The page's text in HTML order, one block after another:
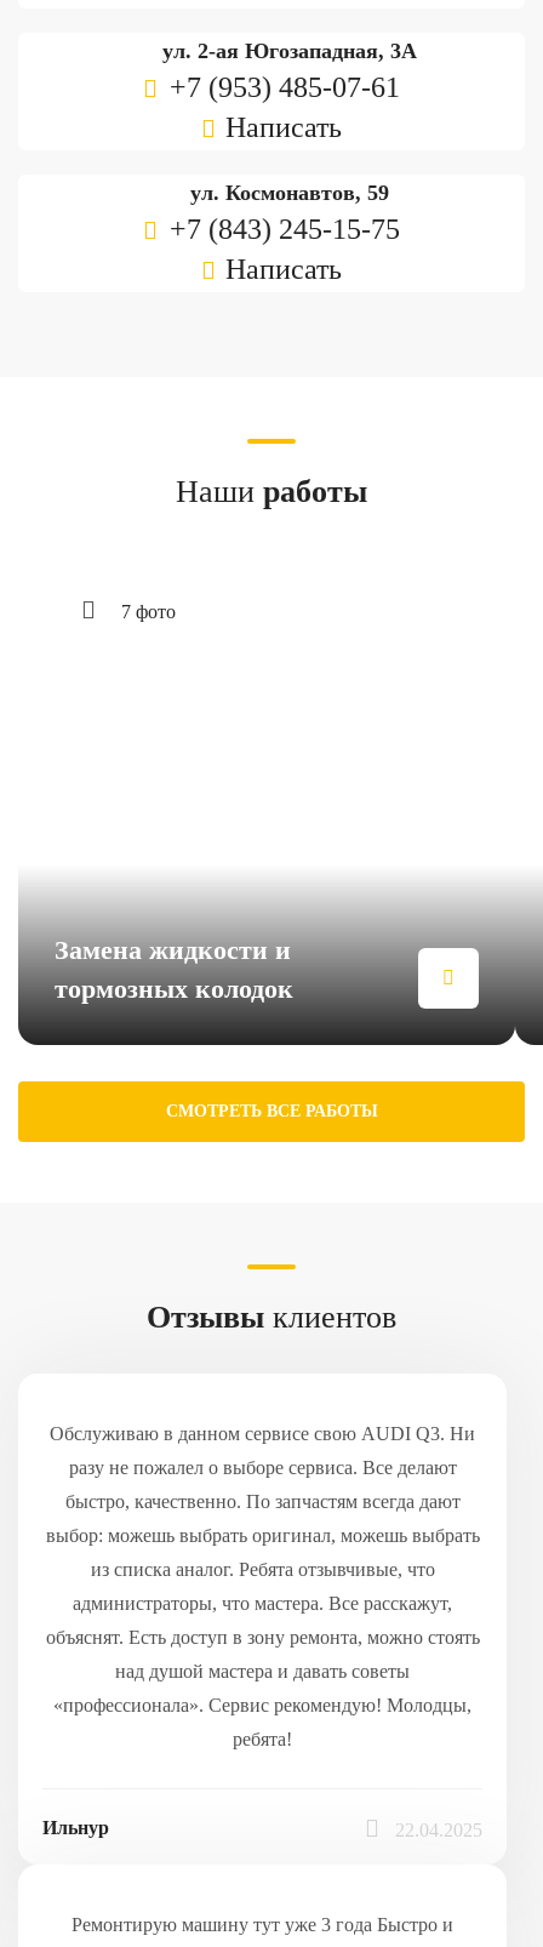
ул. 2-ая Югозападная, 3А
+7 (953) 485-07-61
Написать
ул. Космонавтов, 59
+7 (843) 245-15-75
Написать
Наши работы
7 фото
Замена жидкости и
тормозных колодок
СМОТРЕТЬ ВСЕ РАБОТЫ
Отзывы клиентов
Обслуживаю в данном сервисе свою AUDI Q3. Ни
разу не пожалел о выборе сервиса. Все делают
быстро, качественно. По запчастям всегда дают
выбор: можешь выбрать оригинал, можешь выбрать
из списка аналог. Ребята отзывчивые, что
администраторы, что мастера. Все расскажут,
объяснят. Есть доступ в зону ремонта, можно стоять
над душой мастера и давать советы
«профессионала». Сервис рекомендую! Молодцы,
ребята!
Ильнур 22.04.2025
Ремонтирую машину тут уже 3 года Быстро и